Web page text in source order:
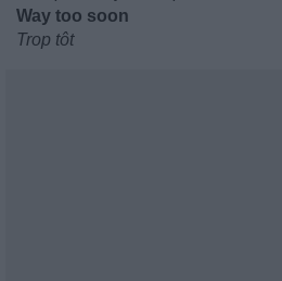
Way too soon
Trop tôt